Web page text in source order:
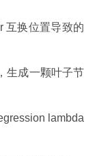
互换位置导致的
生成一颗叶子节
lambda